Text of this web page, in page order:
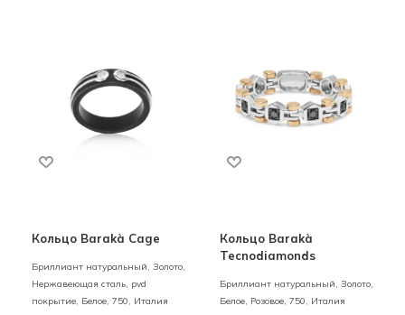
Кольцо Barakà Cage
Бриллиант натуральный, Золото,
Нержавеющая сталь, pvd
покрытие, Белое, 750, Италия
Кольцо Barakà
Tecnodiamonds
Бриллиант натуральный, Золото,
Белое, Розовое, 750, Италия